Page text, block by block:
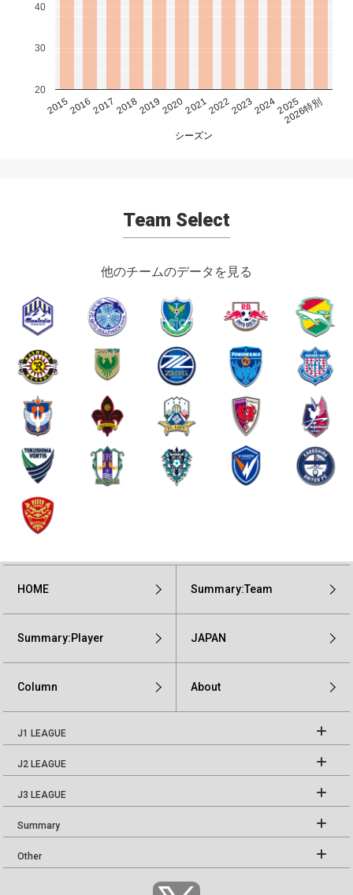
20152016201720182019202020212022202320242025
2026特別
20
30
40
シーズン
Team Select
他のチームのデータを見る
HOME Summary:Team
Summary:Player JAPAN
Column About
J1 LEAGUE
J2 LEAGUE
J3 LEAGUE
Summary
Other